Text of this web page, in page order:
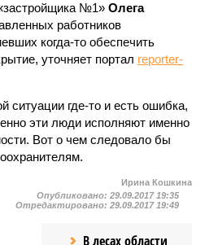
№1» Олега
работников
когда-то обеспечить
уточняет портал reporter-
ситуации где-то и есть ошибка,
эти люди исполняют именно
Вот о чем следовало бы
Ирина Кошкина
Опубликовано: 29.09.2017 19:35
Отредактировано: 29.09.2017 19:49
В лесах области